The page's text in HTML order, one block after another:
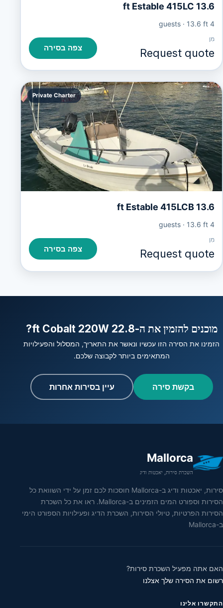
13.6 ft Estable 415LC
4 guests
· 13.6 ft
מִן
Request quote צפה בסירה
Private Charter
13.6 ft Estable 415LCB
4 guests
· 13.6 ft
מִן
Request quote צפה בסירה
מוכנים להזמין את ה-22.8 ft Cobalt 220W?
הזמינו את הסירה הזו עכשיו ונאשר את התאריך, המסלול והפעילויות
המתאימים ביותר לקבוצה שלכם.
בקשת סירה עיין בסירות אחרות
Mallorca
השכרת סירות, יאכטות ודיג
סירות, יאכטות ודיג ב-Mallorca חוסכות לכם זמן על ידי השוואת כל
הסירות וספורט המים הזמינים ב-Mallorca. ראו את כל השכרת
הסירות הפרטיות, טיולי הסירות, השכרת הדיג ופעילויות הספורט הימי
ב-Mallorca
האם אתה מפעיל השכרת סירות?
רשום את הסירה שלך אצלנו
התקשרו אלינו